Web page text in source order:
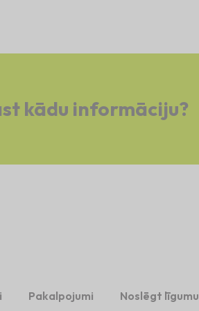
kādu informāciju?
Pakalpojumi Noslēgt līgumu